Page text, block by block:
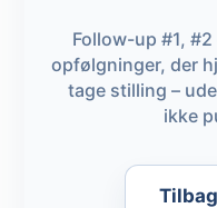
Follow-up #1,
opfølgninger, der
tage stilling –
ikke